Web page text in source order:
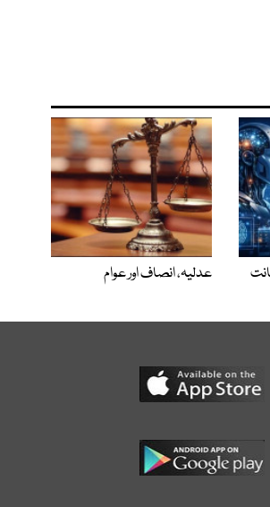
عدلیہ، انصاف اور عوام